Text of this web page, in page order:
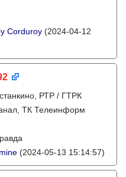
Corduroy (2024-04-12
РТР / ГТРК
ТК Телеинформ
(2024-05-13 15:14:57)